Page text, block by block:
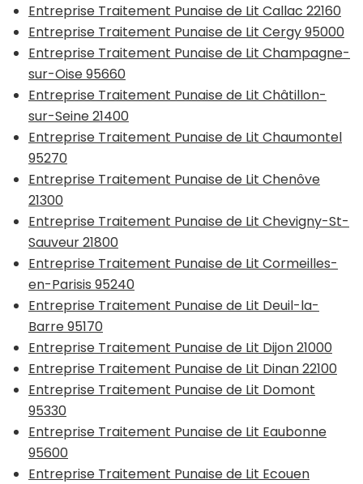
Entreprise Traitement Punaise de Lit Callac 22160
Entreprise Traitement Punaise de Lit Cergy 95000
Entreprise Traitement Punaise de Lit Champagne-
sur-Oise 95660
Entreprise Traitement Punaise de Lit Châtillon-
sur-Seine 21400
Entreprise Traitement Punaise de Lit Chaumontel
95270
Entreprise Traitement Punaise de Lit Chenôve
21300
Entreprise Traitement Punaise de Lit Chevigny-St-
Sauveur 21800
Entreprise Traitement Punaise de Lit Cormeilles-
en-Parisis 95240
Entreprise Traitement Punaise de Lit Deuil-la-
Barre 95170
Entreprise Traitement Punaise de Lit Dijon 21000
Entreprise Traitement Punaise de Lit Dinan 22100
Entreprise Traitement Punaise de Lit Domont
95330
Entreprise Traitement Punaise de Lit Eaubonne
95600
Entreprise Traitement Punaise de Lit Ecouen